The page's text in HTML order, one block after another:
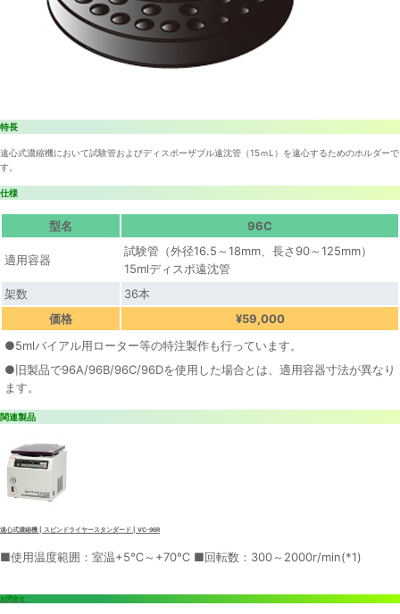
特長
遠心式濃縮機において試験管およびディスポーザブル遠沈管（15ｍL）を遠心するためのホルダーで
す。
仕様
型名 96C
適用容器
試験管（外径16.5～18mm、長さ90～125mm）
15mlディスポ遠沈管
架数
36本
価格
¥59,000
●5mlバイアル用ローター等の特注製作も行っています。
●旧製品で96A/96B/96C/96Dを使用した場合とは、適用容器寸法が異なり
ます。
関連製品
遠心式濃縮機 | スピンドライヤースタンダード | VC-96R
■使用温度範囲：室温+5℃～+70℃ ■回転数：300～2000r/min(*1)
お問合せ